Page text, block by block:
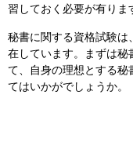
習しておく必要が有りま
秘書に関する資格試験は
在しています。まずは秘
て、自身の理想とする秘
てはいかがでしょうか。